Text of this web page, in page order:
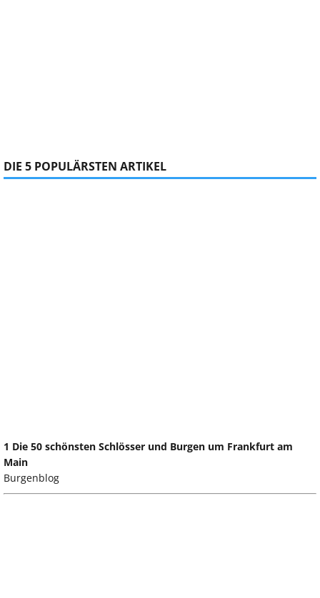
DIE 5 POPULÄRSTEN ARTIKEL
1 Die 50 schönsten Schlösser und Burgen um Frankfurt am
Main
Burgenblog